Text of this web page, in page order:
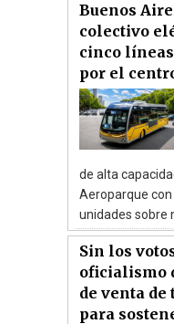
Buenos
colectivo
cinco
por el
de alta
Aeroparque con
unidades sobre
Sin los
oficialismo
de venta
para